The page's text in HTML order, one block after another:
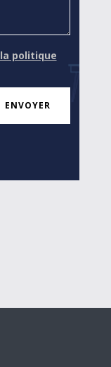
la politique
ENVOYER